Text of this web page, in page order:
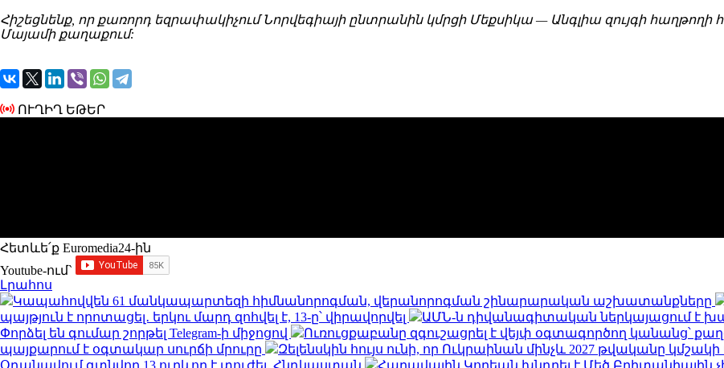
Հիշեցնենք, որ քառորդ եզրափակիչում Նորվեգիայի ընտրանին կմրցի Մեքսիկա — Անգլիա զույգի հաղթողի
Մայամի քաղաքում:
ՈՒՂԻՂ ԵԹԵՐ
Հետևե՛ք Euromedia24-ին
Youtube-ում`
Լրահոս
Կապահովվեն 61 մանկապարտեզի հիմնանորոգման, վերանորոգման շինարարական աշխատանքները
պայթյուն է որոտացել․ երկու մարդ զոհվել է, 13-ը՝ վիրավորվել
ԱՄՆ-ն դիվանագիտական ներկայացում է
Փորձել են գումար շորթել Telegram-ի միջոցով
Ուռուցքաբանը զգուշացրել է վեյփ օգտագործող կանանց՝
պայքարում է օգտակար սուրճի մրուրը
Զելենսկին հույս ունի, որ Ուկրաինան մինչև 2027 թվականը
Օդանավում գտնվող 13 ուղևոր է տուժել. Հնդկաստան
Հարավային Կորեան խնդրել է Մեծ Բրիտանիային